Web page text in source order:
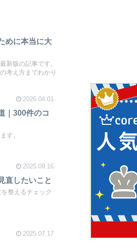
めに本当に大
新版の記事です。
考え方までわかり
2026.04.01
｜300件のコ
す。
2025.09.16
直したいこと
整えるチェック
2025.07.17